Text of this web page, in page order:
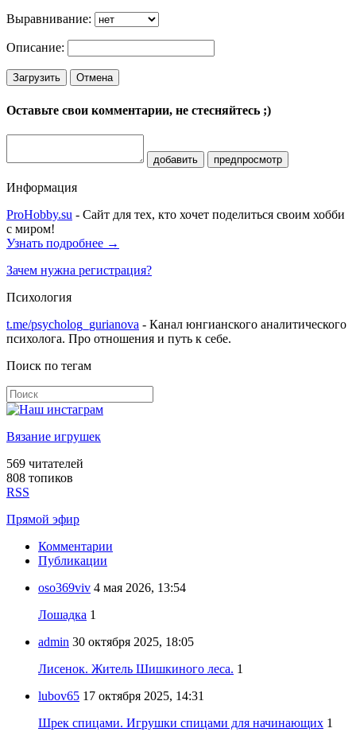
Выравнивание:
Описание:
Загрузить Отмена
Оставьте свои комментарии, не стесняйтесь ;)
добавить предпросмотр
Информация
ProHobby.su - Сайт для тех, кто хочет поделиться своим хобби
с миром!
Узнать подробнее →
Зачем нужна регистрация?
Психология
t.me/psycholog_gurianova - Канал юнгианского аналитического
психолога. Про отношения и путь к себе.
Поиск по тегам
Вязание игрушек
569 читателей
808 топиков
RSS
Прямой эфир
Комментарии
Публикации
oso369viv 4 мая 2026, 13:54
Лошадка 1
admin 30 октября 2025, 18:05
Лисенок. Житель Шишкиного леса. 1
lubov65 17 октября 2025, 14:31
Шрек спицами. Игрушки спицами для начинающих 1